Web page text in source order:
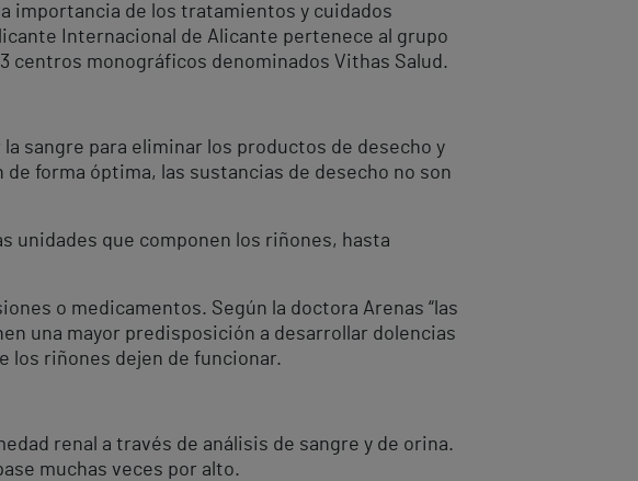
importancia de los tratamientos y cuidados
Internacional de Alicante pertenece al grupo
centros monográficos denominados Vithas Salud.
sangre para eliminar los productos de desecho y
forma óptima, las sustancias de desecho no son
unidades que componen los riñones, hasta
o medicamentos. Según la doctora Arenas “las
una mayor predisposición a desarrollar dolencias
los riñones dejen de funcionar.
renal a través de análisis de sangre y de orina.
muchas veces por alto.